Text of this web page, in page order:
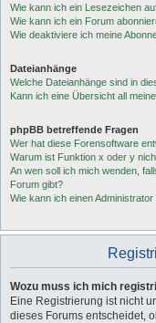
Wie kann ich ein Lesezeichen
Wie kann ich ein Forum
Wie deaktiviere ich meine
Dateianhänge
Welche Dateianhänge sind in
Kann ich eine Übersicht all
phpBB betreffende Fragen
Wer hat diese Forensoftware
Warum ist Funktion x oder y
An wen soll ich mich wenden,
Forum gibt?
Wie kann ich einen
Wozu muss ich mich
Eine Registrierung ist nicht
dieses Forums entscheidet,